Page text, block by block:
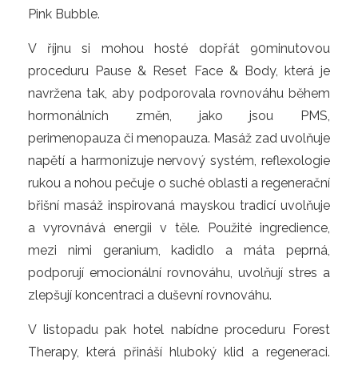
Pink Bubble.
V říjnu si mohou hosté dopřát 90minutovou
proceduru Pause & Reset Face & Body, která je
navržena tak, aby podporovala rovnováhu během
hormonálních změn, jako jsou PMS,
perimenopauza či menopauza. Masáž zad uvolňuje
napětí a harmonizuje nervový systém, reflexologie
rukou a nohou pečuje o suché oblasti a regenerační
břišní masáž inspirovaná mayskou tradicí uvolňuje
a vyrovnává energii v těle. Použité ingredience,
mezi nimi geranium, kadidlo a máta peprná,
podporují emocionální rovnováhu, uvolňují stres a
zlepšují koncentraci a duševní rovnováhu.
V listopadu pak hotel nabídne proceduru Forest
Therapy, která přináší hluboký klid a regeneraci.